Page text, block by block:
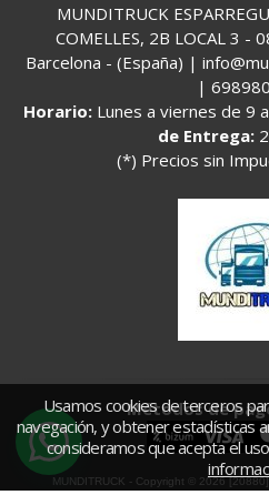
MUNDITRUCK
COMELLES, 2B LOCAL 3 -
Barcelona - (España) |
|
Horario: Lunes a viernes de 9
de Entrega:
(*) Precios sin
Métodos de
MUNDITRUCK - Copyright © 2026
Usamos cookies de terceros
navegación, y obtener estadísticas
consideramos que acepta el